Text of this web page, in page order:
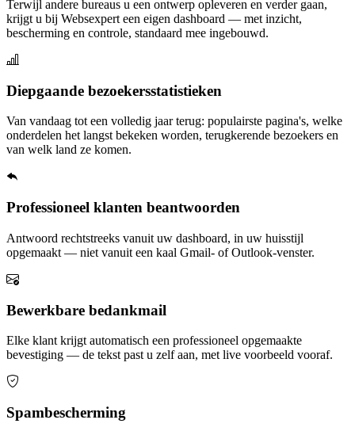
Terwijl andere bureaus u een ontwerp opleveren en verder gaan,
krijgt u bij Websexpert een eigen dashboard — met inzicht,
bescherming en controle, standaard mee ingebouwd.
Diepgaande bezoekersstatistieken
Van vandaag tot een volledig jaar terug: populairste pagina's, welke
onderdelen het langst bekeken worden, terugkerende bezoekers en
van welk land ze komen.
Professioneel klanten beantwoorden
Antwoord rechtstreeks vanuit uw dashboard, in uw huisstijl
opgemaakt — niet vanuit een kaal Gmail- of Outlook-venster.
Bewerkbare bedankmail
Elke klant krijgt automatisch een professioneel opgemaakte
bevestiging — de tekst past u zelf aan, met live voorbeeld vooraf.
Spambescherming